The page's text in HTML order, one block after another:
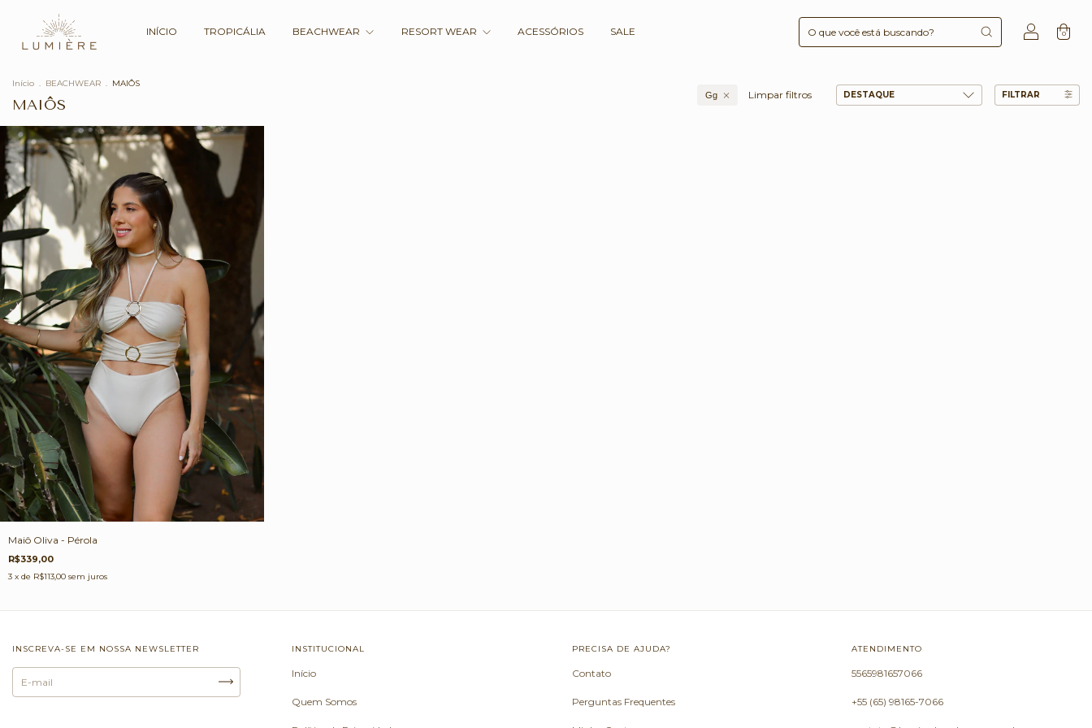
INÍCIO TROPICÁLIA BEACHWEAR RESORT WEAR ACESSÓRIOS SALE 0
Início . BEACHWEAR . MAIÔS
MAIÔS
Gg Limpar filtros FILTRAR
Maiô Oliva - Pérola
R$339,00
3 x de R$113,00 sem juros
INSCREVA-SE EM NOSSA NEWSLETTER INSTITUCIONAL
Início
Quem Somos
PRECISA DE AJUDA?
Contato
Perguntas Frequentes
ATENDIMENTO
5565981657066
+55 (65) 98165-7066